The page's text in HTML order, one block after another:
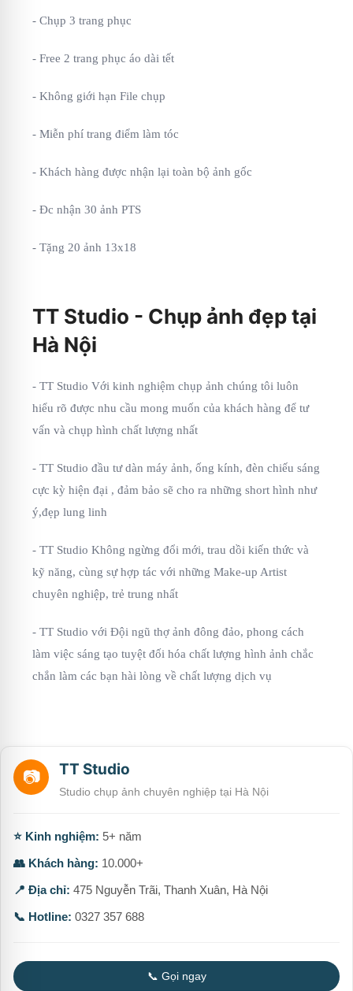
- Chụp 3 trang phục
- Free 2 trang phục áo dài tết
- Không giới hạn File chụp
- Miễn phí trang điểm làm tóc
- Khách hàng được nhận lại toàn bộ ảnh gốc
- Đc nhận 30 ảnh PTS
- Tặng 20 ảnh 13x18
TT Studio - Chụp ảnh đẹp tại
Hà Nội
- TT Studio Với kinh nghiệm chụp ảnh chúng tôi luôn
hiểu rõ được nhu cầu mong muốn của khách hàng để tư
vấn và chụp hình chất lượng nhất
- TT Studio đầu tư dàn máy ảnh, ống kính, đèn chiếu sáng
cực kỳ hiện đại , đảm bảo sẽ cho ra những short hình như
ý,đẹp lung linh
- TT Studio Không ngừng đổi mới, trau dồi kiến thức và
kỹ năng, cùng sự hợp tác với những Make-up Artist
chuyên nghiệp, trẻ trung nhất
- TT Studio với Đội ngũ thợ ảnh đông đảo, phong cách
làm việc sáng tạo tuyệt đối hóa chất lượng hình ảnh chắc
chắn làm các bạn hài lòng về chất lượng dịch vụ
📷 TT Studio
Studio chụp ảnh chuyên nghiệp tại Hà Nội
⭐ Kinh nghiệm: 5+ năm
👥 Khách hàng: 10.000+
📍 Địa chỉ: 475 Nguyễn Trãi, Thanh Xuân, Hà Nội
📞 Hotline: 0327 357 688
📞 Gọi ngay